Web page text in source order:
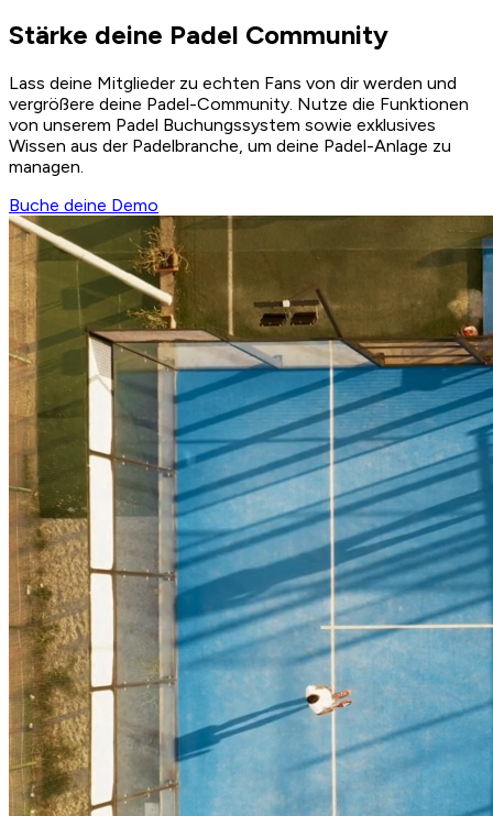
Stärke deine Padel Community
Lass deine Mitglieder zu echten Fans von dir werden und
vergrößere deine Padel-Community. Nutze die Funktionen
von unserem Padel Buchungssystem sowie exklusives
Wissen aus der Padelbranche, um deine Padel-Anlage zu
managen.
Buche deine Demo